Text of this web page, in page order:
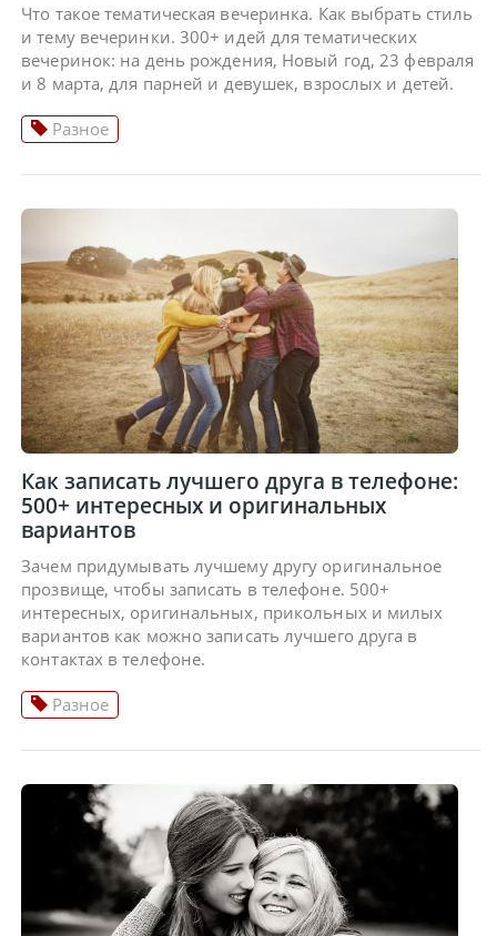
Что такое тематическая вечеринка. Как выбрать стиль
и тему вечеринки. 300+ идей для тематических
вечеринок: на день рождения, Новый год, 23 февраля
и 8 марта, для парней и девушек, взрослых и детей.
Разное
Как записать лучшего друга в телефоне:
500+ интересных и оригинальных
вариантов
Зачем придумывать лучшему другу оригинальное
прозвище, чтобы записать в телефоне. 500+
интересных, оригинальных, прикольных и милых
вариантов как можно записать лучшего друга в
контактах в телефоне.
Разное